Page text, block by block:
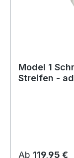
Model 1
Streifen -
Regulärer
Ab 119,95 €